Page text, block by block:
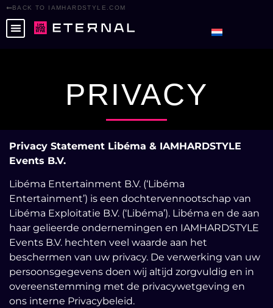
BACK TO IAMHARDSTYLE.COM
PRIVACY
Privacy Statement Libéma & IAMHARDSTYLE
Events B.V.
Libéma Entertainment B.V. (‘Libéma
Entertainment’) is een dochtervennootschap van
Libéma Exploitatie B.V. (‘Libéma’). Libéma en de aan
haar gelieerde ondernemingen en IAMHARDSTYLE
Events B.V. hechten veel waarde aan het
beschermen van uw privacy. De verwerking van uw
persoonsgegevens doen wij altijd zorgvuldig en in
overeenstemming met de privacywetgeving en
ons interne Privacybeleid.